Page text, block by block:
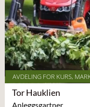
AVDELING FOR KURS,
Tor Hauklien
Anleggsgartner